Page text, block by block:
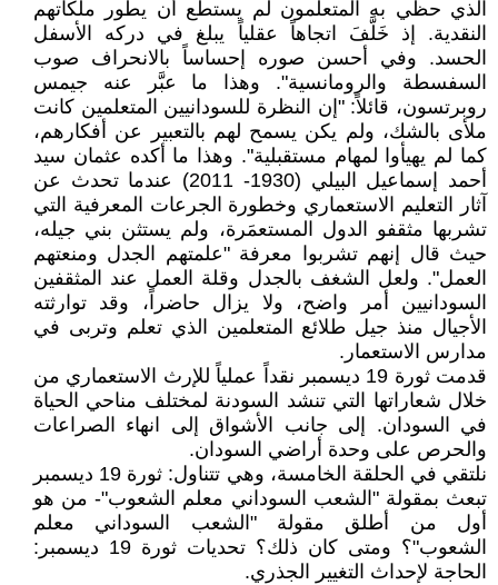
الذي حظي به المتعلمون لم يستطع أن يطور ملكاتهم
النقدية. إذ خَلَّفَ اتجاهاً عقلياً يبلغ في دركه الأسفل
الحسد. وفي أحسن صوره إحساساً بالانحراف صوب
السفسطة والرومانسية". وهذا ما عبَّر عنه جيمس
روبرتسون، قائلاً: "إن النظرة للسودانيين المتعلمين كانت
ملأى بالشك، ولم يكن يسمح لهم بالتعبير عن أفكارهم،
كما لم يهيأوا لمهام مستقبلية". وهذا ما أكده عثمان سيد
أحمد إسماعيل البيلي (1930- 2011) عندما تحدث عن
آثار التعليم الاستعماري وخطورة الجرعات المعرفية التي
تشربها مثقفو الدول المستعمَرة، ولم يستثن بني جيله،
حيث قال إنهم تشربوا معرفة "علمتهم الجدل ومنعتهم
العمل". ولعل الشغف بالجدل وقلة العمل عند المثقفين
السودانيين أمر واضح، ولا يزال حاضراً، وقد توارثته
الأجيال منذ جيل طلائع المتعلمين الذي تعلم وتربى في
مدارس الاستعمار.
قدمت ثورة 19 ديسمبر نقداً عملياً للإرث الاستعماري من
خلال شعاراتها التي تنشد السودنة لمختلف مناحي الحياة
في السودان. إلى جانب الأشواق إلى انهاء الصراعات
والحرص على وحدة أراضي السودان.
نلتقي في الحلقة الخامسة، وهي تتناول: ثورة 19 ديسمبر
تبعث بمقولة "الشعب السوداني معلم الشعوب"- من هو
أول من أطلق مقولة "الشعب السوداني معلم
الشعوب"؟ ومتى كان ذلك؟ تحديات ثورة 19 ديسمبر:
الحاجة لإحداث التغيير الجذري.